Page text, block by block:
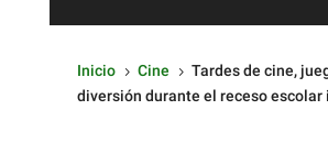
Inicio 5 Cine 5 Tardes de cine,
diversión durante el receso escolar